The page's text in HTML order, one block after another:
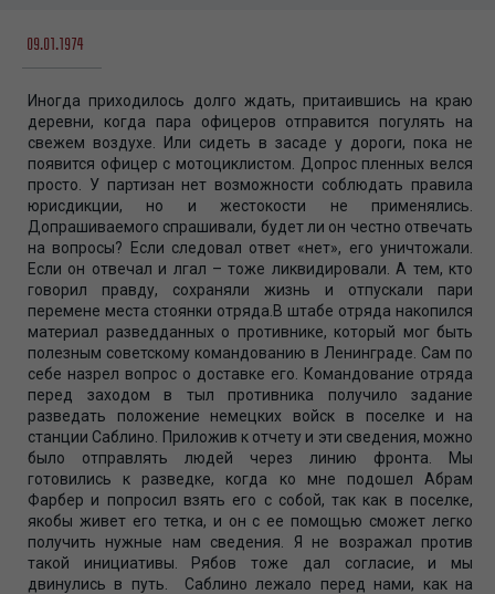
09.01.1974
Иногда приходилось долго ждать, притаившись на краю
деревни, когда пара офицеров отправится погулять на
свежем воздухе. Или сидеть в засаде у дороги, пока не
появится офицер с мотоциклистом. Допрос пленных велся
просто. У партизан нет возможности соблюдать правила
юрисдикции, но и жестокости не применялись.
Допрашиваемого спрашивали, будет ли он честно отвечать
на вопросы? Если следовал ответ «нет», его уничтожали.
Если он отвечал и лгал – тоже ликвидировали. А тем, кто
говорил правду, сохраняли жизнь и отпускали пари
перемене места стоянки отряда.В штабе отряда накопился
материал разведданных о противнике, который мог быть
полезным советскому командованию в Ленинграде. Сам по
себе назрел вопрос о доставке его. Командование отряда
перед заходом в тыл противника получило задание
разведать положение немецких войск в поселке и на
станции Саблино. Приложив к отчету и эти сведения, можно
было отправлять людей через линию фронта. Мы
готовились к разведке, когда ко мне подошел Абрам
Фарбер и попросил взять его с собой, так как в поселке,
якобы живет его тетка, и он с ее помощью сможет легко
получить нужные нам сведения. Я не возражал против
такой инициативы. Рябов тоже дал согласие, и мы
двинулись в путь. Саблино лежало перед нами, как на